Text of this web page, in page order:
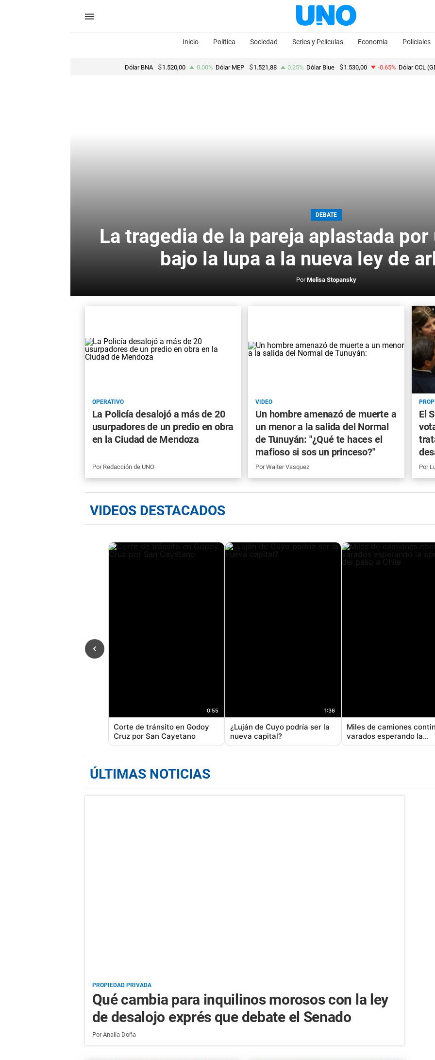
Inicio Política Sociedad Series y Películas Economia Policiales
Dólar BNA 1.520,00 0.00% Dólar MEP 1.521,88 0.25% Dólar Blue 1.530,00 -0.65% Dólar CCL
DEBATE
La tragedia de la pareja aplastada
bajo la lupa a la nueva ley de
PorMelisa Stopansky
OPERATIVO
La Policía desalojó a más de 20
usurpadores de un predio en obra
en la Ciudad de Mendoza
Por Redacción de UNO
VIDEO
Un hombre amenazó de muerte a
un menor a la salida del Normal
de Tunuyán: "¿Qué te haces el
mafioso si sos un princeso?"
PorWalter Vasquez
El
Por
VIDEOS DESTACADOS
0:55
Corte de tránsito en Godoy
Cruz por San Cayetano
1:36
¿Luján de Cuyo podría ser la
nueva capital?
Miles de camiones
varados esperando la
apertura del paso a Chile
ÚLTIMAS NOTICIAS
PROPIEDAD PRIVADA
Qué cambia para inquilinos morosos con la ley
de desalojo exprés que debate el Senado
PorAnalía Doña